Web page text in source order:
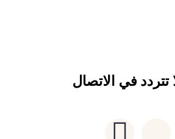
في الاتصال